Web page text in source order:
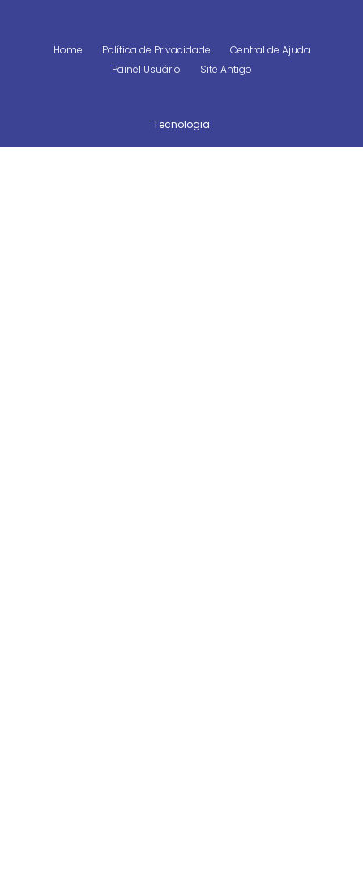
Home Política de Privacidade
Central de Ajuda
Painel Usuário
Site Antigo
Tecnologia